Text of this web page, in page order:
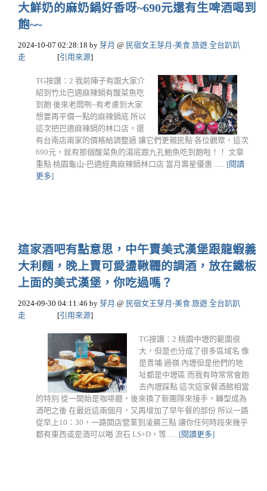
大鮮奶的麻奶鍋好香呀~690元還有生啤酒喝到
飽~~
2024-10-07 02:28:18 by 芽月 @ 民宿女王芽月-美食.旅遊.全台趴趴
走
[引用來源]
TG按讚：2 我前陣子有跟大家介
紹到竹北巴適麻辣鍋有酸菜魚吃
到飽 後來老闆咧~有考慮到大家
想要再平價一點的麻辣鍋底 所以
這次把巴適麻辣鍋的林口店，還
有台南店兩家的價格給調整過 讓它們更親民點 各位觀眾，這次
690元，就有那個酸菜魚的湯底跟九孔鮑魚吃到飽啦！！ 文章
重點 桃園龜山-巴適經典麻辣鍋林口店 當月壽星優惠 ...... [閱讀
更多]
這家酒吧有點意思，中午賣美式漢堡跟龍蝦義
大利麵，晚上賣可愛盪鞦韆的調酒，放在鐵板
上面的美式漢堡，你吃過嗎？
2024-09-30 04:11:46 by 芽月 @ 民宿女王芽月-美食.旅遊.全台趴趴
走
[引用來源]
TG按讚：2 桃園中壢的範圍很
大，但是也分成了很多區域名 像
是青埔.過嶺.內壢但是他們的地
址都是中壢區 而我有時常常會跑
去內壢踩點 這次這家餐酒館相當
的特別 從一開始是咖啡廳，後來換了新團隊來接手，轉型成為
酒吧之後 在最近這兩個月，又再增加了早午餐的部份 所以一路
從早上10：30，一路開店營業到凌晨三點 讓你任何時段來幾乎
都有東西或是酒可以喝 流石 LS+D，等...... [閱讀更多]